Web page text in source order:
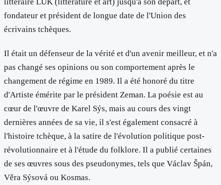
fondateur et président de longue date de l'Union des
écrivains tchèques.
Il était un défenseur de la vérité et d'un avenir meilleur, et n'a
pas changé ses opinions ou son comportement après le
changement de régime en 1989. Il a été honoré du titre
d'Artiste émérite par le président Zeman. La poésie est au
cœur de l'œuvre de Karel Sýs, mais au cours des vingt
dernières années de sa vie, il s'est également consacré à
l'histoire tchèque, à la satire de l'évolution politique post-
révolutionnaire et à l'étude du folklore. Il a publié certaines
de ses œuvres sous des pseudonymes, tels que Václav Špán,
Věra Sýsová ou Kosmas.